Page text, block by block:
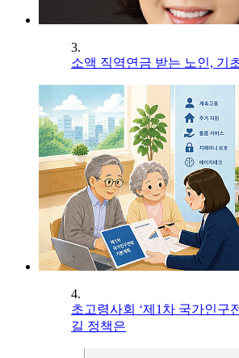
3.
소액 직역연금 받는 노인, 기
4.
초고령사회 ‘제1차 국가인구
길 정책은